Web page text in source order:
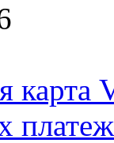
карта